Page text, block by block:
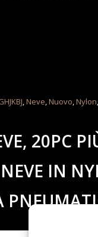
,Neve,Nuovo,Nylon
20PC
IN